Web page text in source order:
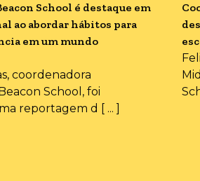
School é destaque em
ao abordar hábitos para
em um mundo
coordenadora
School, foi
reportagem d [ ... ]